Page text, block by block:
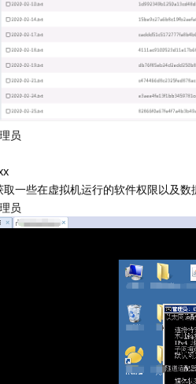
员
一些在虚拟机运行的软件权限以及数
员